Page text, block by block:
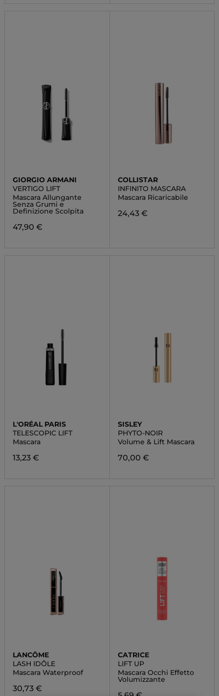
GIORGIO ARMANI
VERTIGO LIFT
Mascara Allungante
Senza Grumi e
Definizione Scolpita
47,90 €
COLLISTAR
INFINITO MASCARA
Mascara Ricaricabile
24,43 €
L'ORÉAL PARIS
TELESCOPIC LIFT
Mascara
13,23 €
SISLEY
PHYTO-NOIR
Volume & Lift Mascara
70,00 €
LANCÔME
LASH IDÔLE
Mascara Waterproof
30,73 €
CATRICE
LIFT UP
Mascara Occhi Effetto
Volumizzante